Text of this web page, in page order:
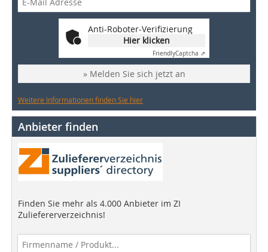
Anti-Roboter-Verifizierung
Hier klicken
FriendlyCaptcha ⇗
» Melden Sie sich jetzt an
Weitere Informationen finden Sie hier
Anbieter finden
Finden Sie mehr als 4.000 Anbieter im ZI
Zuliefererverzeichnis!